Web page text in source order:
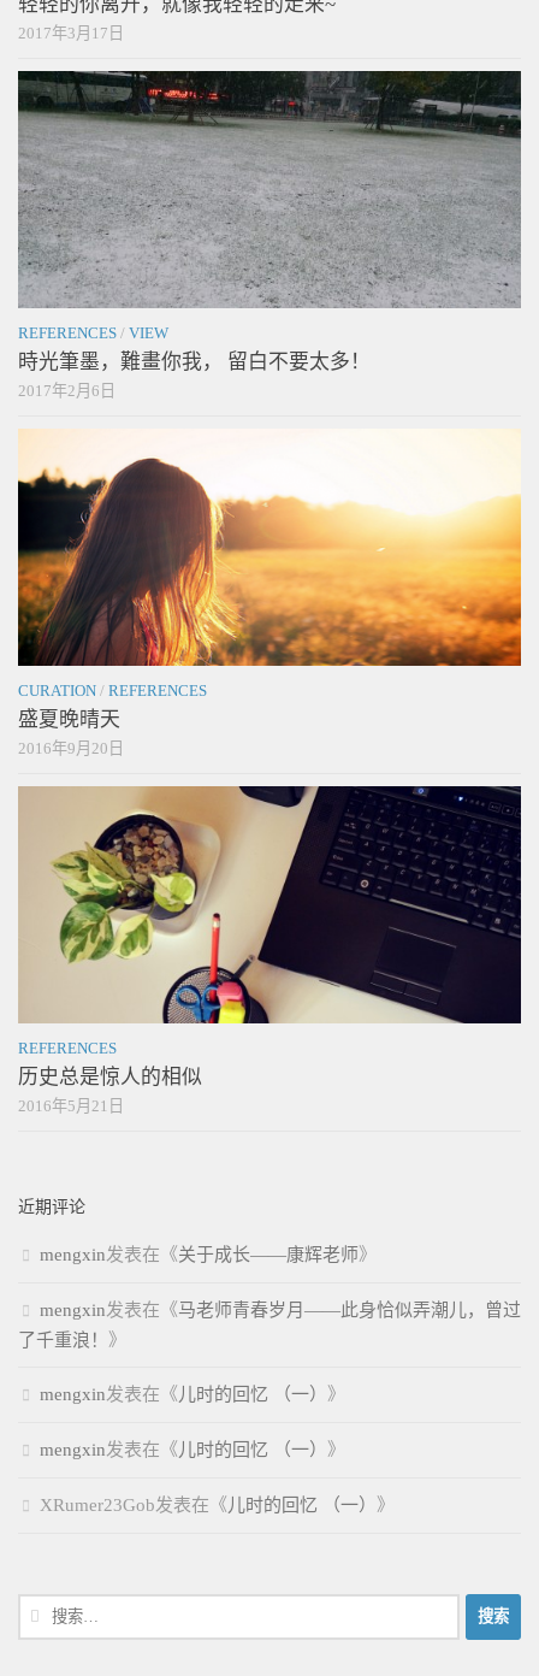
2017年3月17日
REFERENCES / VIEW
時光筆墨，難畫你我， 留白不要太多！
2017年2月6日
CURATION / REFERENCES
盛夏晚晴天
2016年9月20日
REFERENCES
历史总是惊人的相似
2016年5月21日
近期评论
mengxin发表在《关于成长——康辉老师》
mengxin发表在《马老师青春岁月——此身恰似弄潮儿，曾过
了千重浪！ 》
mengxin发表在《 儿时的回忆 （一） 》
mengxin发表在《 儿时的回忆 （一） 》
XRumer23Gob发表在《 儿时的回忆 （一） 》
搜
索：